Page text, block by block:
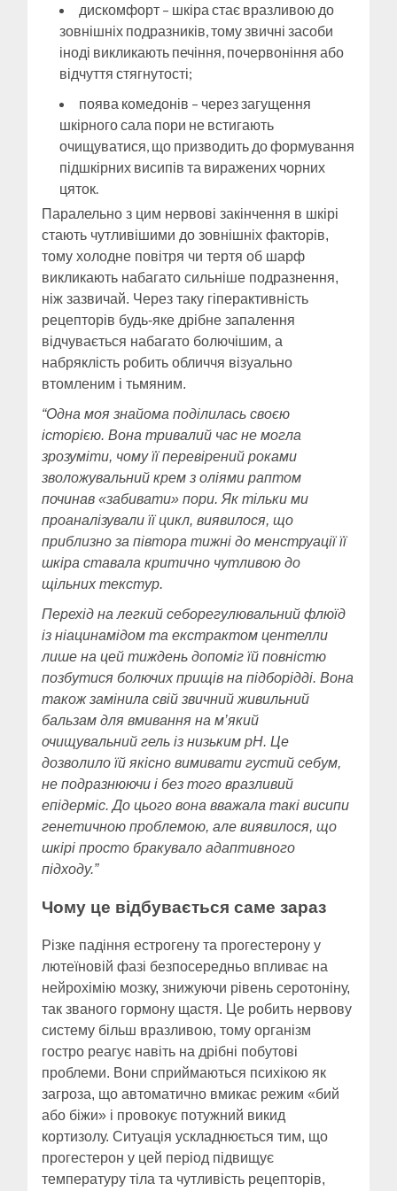
дискомфорт – шкіра стає вразливою до
зовнішніх подразників, тому звичні засоби
іноді викликають печіння, почервоніння або
відчуття стягнутості;
поява комедонів – через загущення
шкірного сала пори не встигають
очищуватися, що призводить до формування
підшкірних висипів та виражених чорних
цяток.
Паралельно з цим нервові закінчення в шкірі
стають чутливішими до зовнішніх факторів,
тому холодне повітря чи тертя об шарф
викликають набагато сильніше подразнення,
ніж зазвичай. Через таку гіперактивність
рецепторів будь-яке дрібне запалення
відчувається набагато болючішим, а
набряклість робить обличчя візуально
втомленим і тьмяним.
“Одна моя знайома поділилась своєю
історією. Вона тривалий час не могла
зрозуміти, чому її перевірений роками
зволожувальний крем з оліями раптом
починав «забивати» пори. Як тільки ми
проаналізували її цикл, виявилося, що
приблизно за півтора тижні до менструації її
шкіра ставала критично чутливою до
щільних текстур.
Перехід на легкий себорегулювальний флюїд
із ніацинамідом та екстрактом центелли
лише на цей тиждень допоміг їй повністю
позбутися болючих прищів на підборідді. Вона
також замінила свій звичний живильний
бальзам для вмивання на м’який
очищувальний гель із низьким pH. Це
дозволило їй якісно вимивати густий себум,
не подразнюючи і без того вразливий
епідерміс. До цього вона вважала такі висипи
генетичною проблемою, але виявилося, що
шкірі просто бракувало адаптивного
підходу.”
Чому це відбувається саме зараз
Різке падіння естрогену та прогестерону у
лютеїновій фазі безпосередньо впливає на
нейрохімію мозку, знижуючи рівень серотоніну,
так званого гормону щастя. Це робить нервову
систему більш вразливою, тому організм
гостро реагує навіть на дрібні побутові
проблеми. Вони сприймаються психікою як
загроза, що автоматично вмикає режим «бий
або біжи» і провокує потужний викид
кортизолу. Ситуація ускладнюється тим, що
прогестерон у цей період підвищує
температуру тіла та чутливість рецепторів,